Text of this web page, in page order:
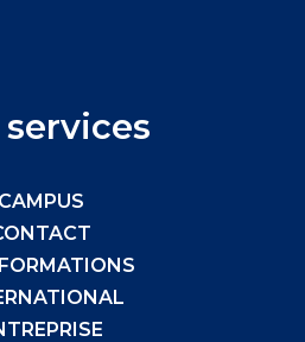
services
CAMPUS